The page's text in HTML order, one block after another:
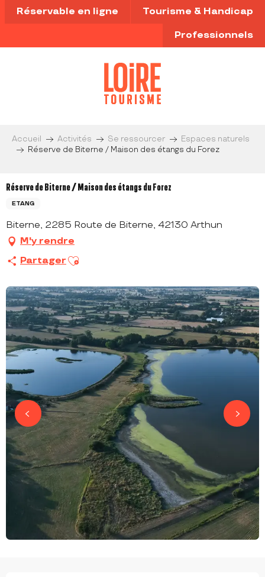
Aller
au
principal
Réservable en ligne Tourisme & Handicap
Professionnels
Accueil Activités Se ressourcer
Espaces naturels
Réserve de Biterne / Maison des étangs du Forez
Réserve de Biterne / Maison des étangs du Forez
ETANG
Biterne, 2285 Route de Biterne, 42130 Arthun
M'y rendre
Partager Ajouter aux favoris